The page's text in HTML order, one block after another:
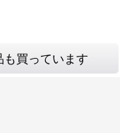
買っています